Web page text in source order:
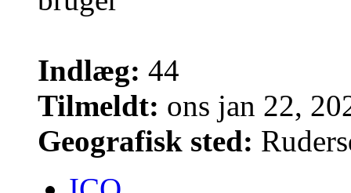
Indlæg: 44
Tilmeldt: ons jan 22,
Geografisk sted: